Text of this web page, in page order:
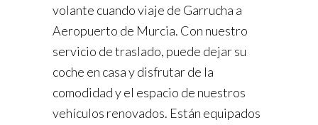
volante cuando viaje de Garrucha a
Aeropuerto de Murcia. Con nuestro
servicio de traslado, puede dejar su
coche en casa y disfrutar de la
comodidad y el espacio de nuestros
vehículos renovados. Están equipados